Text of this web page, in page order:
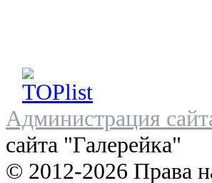
Администрация
сайта "Галерейка"
© 2012-2026 Права